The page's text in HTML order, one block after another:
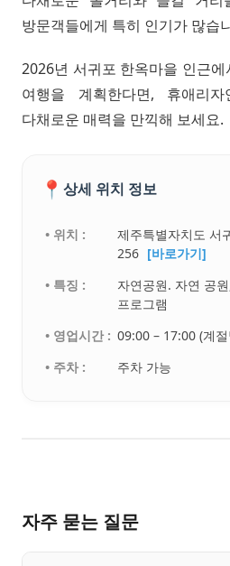
방문객들에게 특히 인기가 많습
2026년 서귀포 한옥마을 인근
여행을 계획한다면, 휴애리자
다채로운 매력을 만끽해 보세요.
📍 상세 위치 정보
• 위치 :
제주특별자치도 서
256 [바로가기]
• 특징 :
자연공원. 자연 공
프로그램
• 영업시간 : 09:00 – 17:00 (계
• 주차 :
주차 가능
자주 묻는 질문